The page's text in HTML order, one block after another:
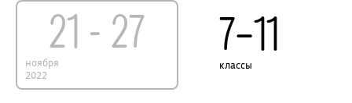
21 - 27
ноября
2022
7–11
классы